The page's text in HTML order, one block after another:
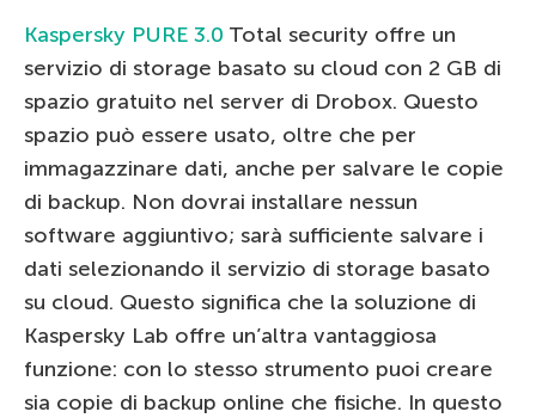
Kaspersky PURE 3.0 Total security offre un
servizio di storage basato su cloud con 2 GB di
spazio gratuito nel server di Drobox. Questo
spazio può essere usato, oltre che per
immagazzinare dati, anche per salvare le copie
di backup. Non dovrai installare nessun
software aggiuntivo; sarà sufficiente salvare i
dati selezionando il servizio di storage basato
su cloud. Questo significa che la soluzione di
Kaspersky Lab offre un’altra vantaggiosa
funzione: con lo stesso strumento puoi creare
sia copie di backup online che fisiche. In questo